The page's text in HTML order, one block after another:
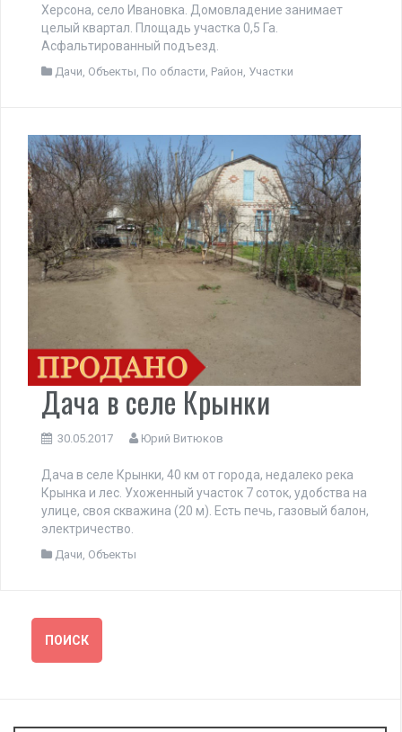
Херсона, село Ивановка. Домовладение занимает
целый квартал. Площадь участка 0,5 Га.
Асфальтированный подъезд.
Дачи Объекты По области Район Участки
Дача в селе Крынки
30.05.2017 Юрий Витюков
Дача в селе Крынки, 40 км от города, недалеко река
Крынка и лес. Ухоженный участок 7 соток, удобства на
улице, своя скважина (20 м). Есть печь, газовый балон,
электричество.
Дачи, Объекты